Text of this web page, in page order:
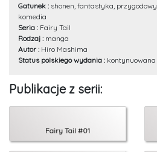
Gatunek : shonen, fantastyka, przygodowy,
komedia
Seria : Fairy Tail
Rodzaj : manga
Autor : Hiro Mashima
Status polskiego wydania : kontynuowana
Publikacje z serii:
Fairy Tail #01